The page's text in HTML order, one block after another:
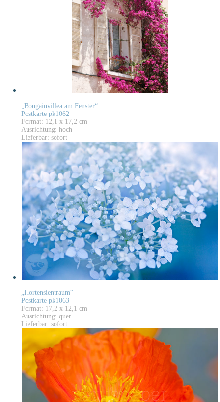
„Bougainvillea am Fenster“
Postkarte pk1062
Format: 12,1 x 17,2 cm
Ausrichtung: hoch
Lieferbar: sofort
„Hortensientraum“
Postkarte pk1063
Format: 17,2 x 12,1 cm
Ausrichtung: quer
Lieferbar: sofort